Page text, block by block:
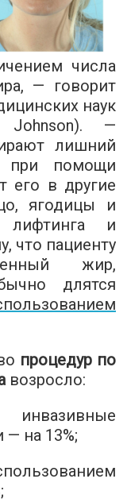
числа
— говорит
наук
—
лишний
при помощи
его в другие
ягодицы и
и
что пациенту
жир,
длятся
процедур по
возросло:
на 13%;